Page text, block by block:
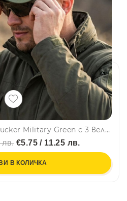
Тактическа шапка Trucker Military Green с 3 велкро панела за нашивки и емблеми - направи собствен дизайн
лв.€5.75 / 11.25 лв.
В КОЛИЧКА